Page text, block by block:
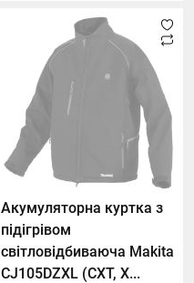
Акумуляторна куртка з
підігрівом
світловідбиваюча Makita
CJ105DZXL (CXT, X...